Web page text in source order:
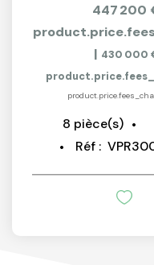
447 200
| 430 000
8 pièce(s)
Réf :